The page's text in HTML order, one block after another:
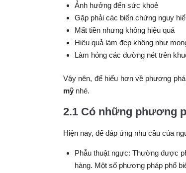
Ảnh hưởng đến sức khoẻ
Gặp phải các biến chứng nguy
Mất tiền nhưng không hiệu quả
Hiệu quả làm đẹp không như
Làm hỏng các đường nét trên
Vậy nên, để hiểu hơn về phương
mỹ nhé.
2.1 Có những phương
Hiện nay, để đáp ứng nhu cầu của
Phẫu thuật ngực: Thường được
hàng. Một số phương pháp phổ